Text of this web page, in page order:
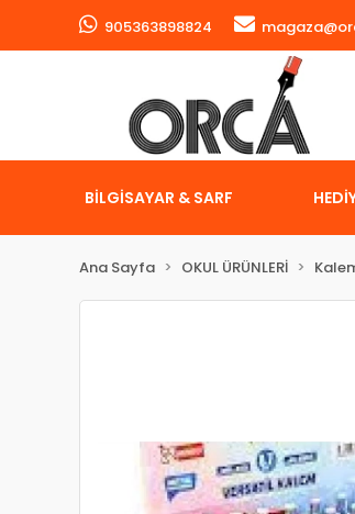
905363898824
BİLGİSAYAR & SARF
Ana Sayfa OKUL ÜRÜNLERİ